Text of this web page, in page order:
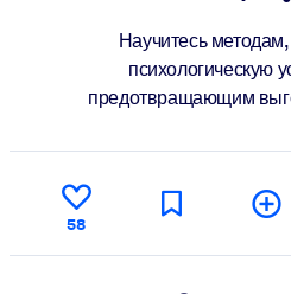
Научитесь
психологическую
предотвращающим
58